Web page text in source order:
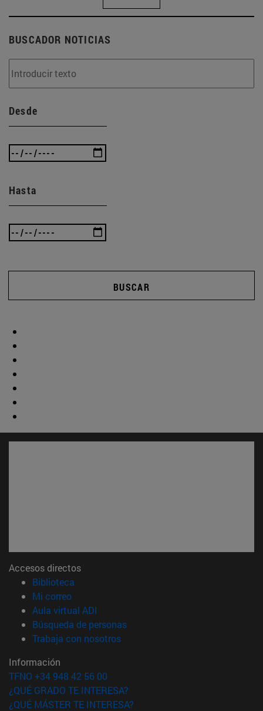
BUSCADOR NOTICIAS
Desde
Hasta
BUSCAR
Accesos directos
Biblioteca
Mi correo(abre en nueva ventana)
Aula virtual ADI
Búsqueda de personas(abre en nueva ventana)
Trabaja con nosotros(abre en nueva ventana)
Información
TFNO +34 948 42 56 00
¿QUÉ GRADO TE INTERESA?
¿QUÉ MÁSTER TE INTERESA?